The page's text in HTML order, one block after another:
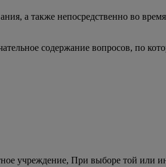
а также непосредственно во
содержание вопросов, по
учреждение, При выборе той или